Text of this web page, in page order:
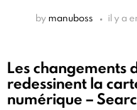
by manuboss il y a
Les changements
redessinent la
numérique –